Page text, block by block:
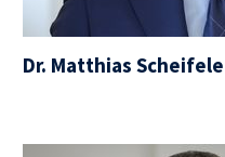
Dr. Matthias Scheifele